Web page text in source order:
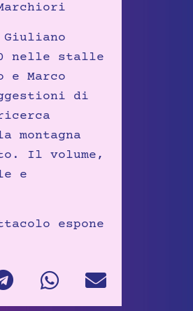
nelle stalle
Marco
di
Il volume,
e
espone